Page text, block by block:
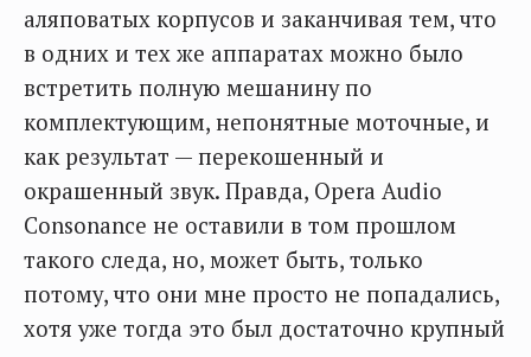
аляповатых корпусов и заканчивая тем, что
в одних и тех же аппаратах можно было
встретить полную мешанину по
комплектующим, непонятные моточные, и
как результат — перекошенный и
окрашенный звук. Правда, Opera Audio
Consonance не оставили в том прошлом
такого следа, но, может быть, только
потому, что они мне просто не попадались,
хотя уже тогда это был достаточно крупный